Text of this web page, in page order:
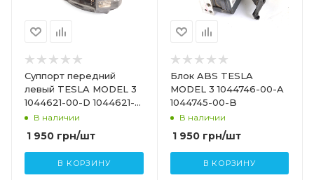
Суппорт передний
левый TESLA MODEL 3
1044621-00-D 1044621-
00-EВ наличии
1 950 грн/шт
В КОРЗИНУ
Блок ABS TESLA
MODEL 3 1044746-00-A
1044745-00-B
В наличии
1 950грн/шт
В КОРЗИНУ